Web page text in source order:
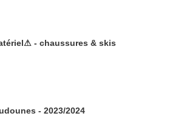
- chaussures & skis
- 2023/2024